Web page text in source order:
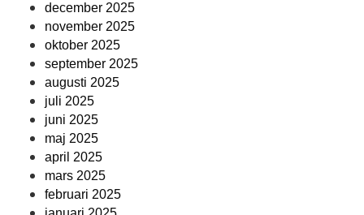
december 2025
november 2025
oktober 2025
september 2025
augusti 2025
juli 2025
juni 2025
maj 2025
april 2025
mars 2025
februari 2025